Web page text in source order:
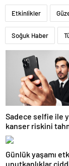
Etkinlikler
Soğuk Haber
Sadece selfie ile
kanser riskini
yapay zeka
Günlük yaşamı
unutkanlıklar